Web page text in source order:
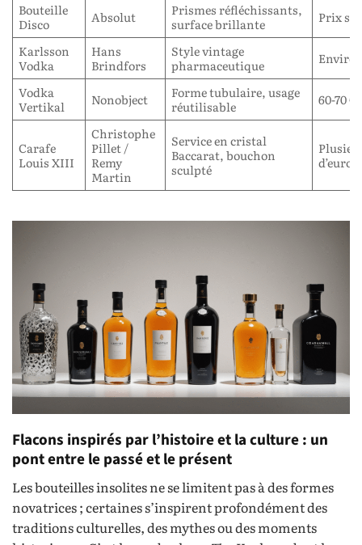
Bouteille
Disco
Absolut
Prismes réfléchissants,
surface brillante
Prix
Karlsson
Vodka
Hans
Brindfors
Style vintage
pharmaceutique
Vodka
Vertikal
Nonobject
Forme tubulaire, usage
réutilisable
60-70 €
Carafe
Louis XIII
Christophe
Pillet /
Remy
Martin
Service en cristal
Baccarat, bouchon
sculpté
d’euros
Flacons inspirés par l’histoire et la culture : un
pont entre le passé et le présent
Les bouteilles insolites ne se limitent pas à des formes
novatrices ; certaines s’inspirent profondément des
traditions culturelles, des mythes ou des moments